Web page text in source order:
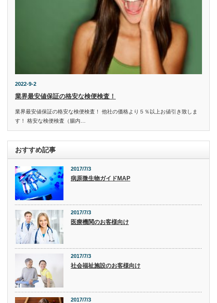
2022-9-2
業界最安値保証の格安な検便検査！
業界最安値保証の格安な検便検査！ 他社の価格より５％以上お値引き致しま
す！ 格安な検便検査（腸内…
おすすめ記事
2017/7/3
病原微生物ガイドMAP
2017/7/3
医療機関のお客様向け
2017/7/3
社会福祉施設のお客様向け
2017/7/3